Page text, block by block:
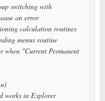
switching with
an error
calculation routines
menus routine
when "Current Permanent
works in Explorer